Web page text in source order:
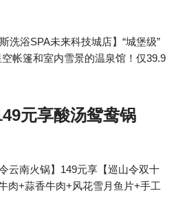
洗浴SPA未来科技城店】“城堡级”
帐篷和室内雪景的温泉馆！仅39.9
元享酸汤鸳鸯锅
云南火锅】149元享【巡山令双十
肉+蒜香牛肉+风花雪月鱼片+手工